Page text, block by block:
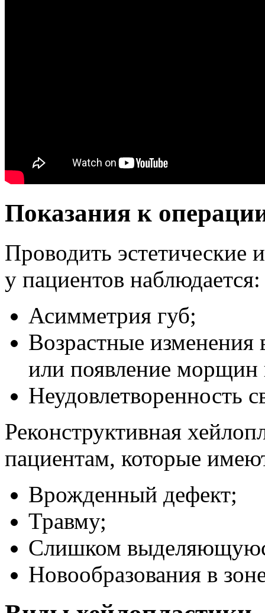
Показания к
Проводить эстетические
у пациентов наблюдается:
Асимметрия губ;
Возрастные
или появление морщин
Неудовлетворенность
Реконструктивная
пациентам, которые
Врожденный дефект;
Травму;
Слишком
Новообразования в